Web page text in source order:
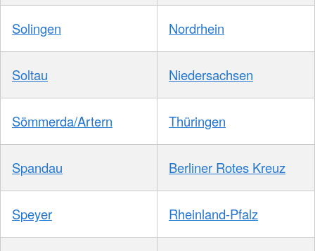
Solingen Nordrhein
Soltau Niedersachsen
Sömmerda/Artern Thüringen
Spandau Berliner Rotes Kreuz
Speyer Rheinland-Pfalz